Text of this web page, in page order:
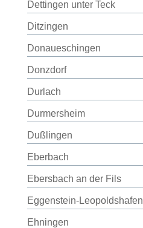
Dettingen unter Teck
Ditzingen
Donaueschingen
Donzdorf
Durlach
Durmersheim
Dußlingen
Eberbach
Ebersbach an der Fils
Eggenstein-Leopoldshafen
Ehningen